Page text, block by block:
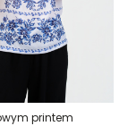
printem